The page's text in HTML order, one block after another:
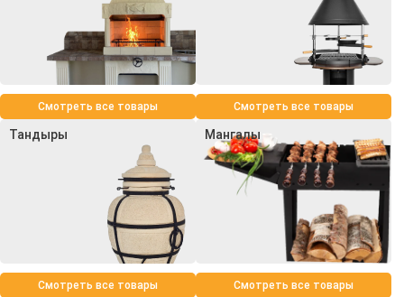
Смотреть все товары Смотреть все товары
Тандыры
Смотреть все товары
Мангалы
Смотреть все товары